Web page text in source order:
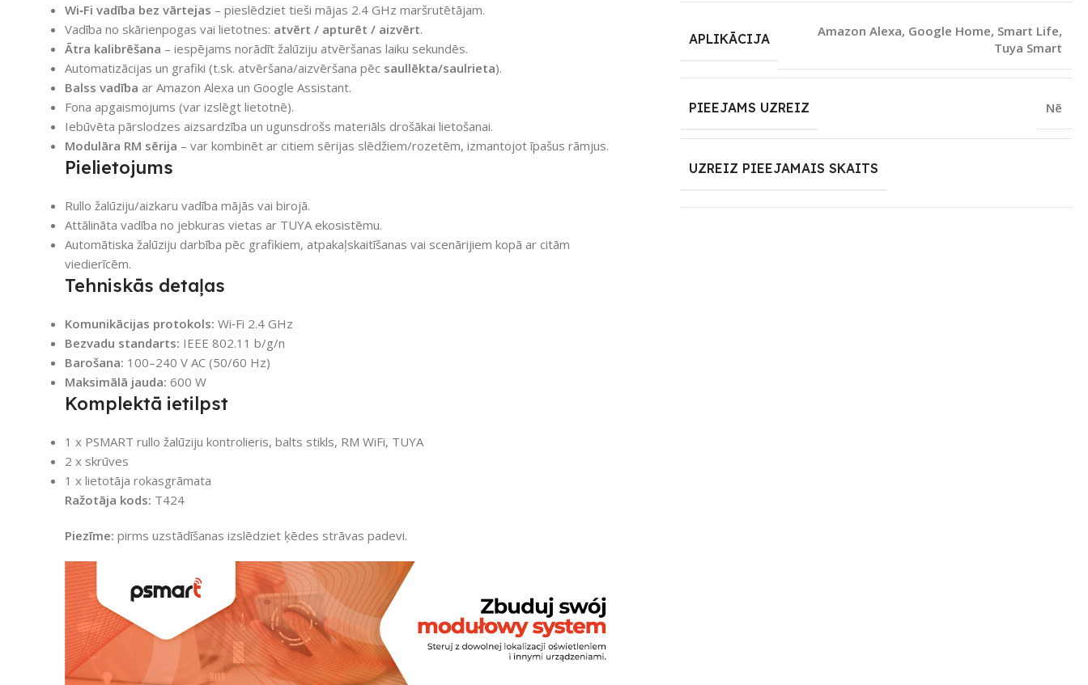
Wi‑Fi vadība bez vārtejas – pieslēdziet tieši mājas 2.4 GHz maršrutētājam.
Vadība no skārienpogas vai lietotnes: atvērt / apturēt / aizvērt.
Ātra kalibrēšana – iespējams norādīt žalūziju atvēršanas laiku sekundēs.
Automatizācijas un grafiki (t.sk. atvēršana/aizvēršana pēc saullēkta/saulrieta).
Balss vadība ar Amazon Alexa un Google Assistant.
Fona apgaismojums (var izslēgt lietotnē).
Iebūvēta pārslodzes aizsardzība un ugunsdrošs materiāls drošākai lietošanai.
Modulāra RM sērija – var kombinēt ar citiem sērijas slēdžiem/rozetēm, izmantojot īpašus rāmjus.
Pielietojums
Rullo žalūziju/aizkaru vadība mājās vai birojā.
Attālināta vadība no jebkuras vietas ar TUYA ekosistēmu.
Automātiska žalūziju darbība pēc grafikiem, atpakaļskaitīšanas vai scenārijiem kopā ar citām
viedierīcēm.
Tehniskās detaļas
Komunikācijas protokols: Wi‑Fi 2.4 GHz
Bezvadu standarts: IEEE 802.11 b/g/n
Barošana: 100–240 V AC (50/60 Hz)
Maksimālā jauda: 600 W
Komplektā ietilpst
1 x PSMART rullo žalūziju kontrolieris, balts stikls, RM WiFi, TUYA
2 x skrūves
1 x lietotāja rokasgrāmata
Ražotāja kods: T424
Piezīme: pirms uzstādīšanas izslēdziet ķēdes strāvas padevi.
APLIKĀCIJA
Amazon Alexa, Google Home, Smart Life,
Tuya Smart
PIEEJAMS UZREIZ Nē
UZREIZ PIEEJAMAIS SKAITS